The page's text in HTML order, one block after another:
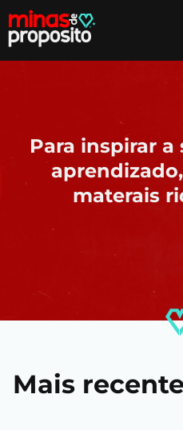
Para inspirar
materais
Mais